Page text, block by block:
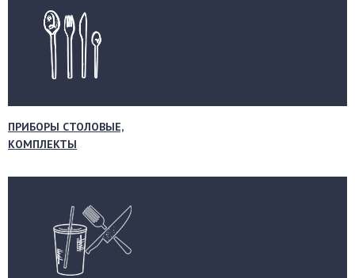
ПРИБОРЫ СТОЛОВЫЕ,
КОМПЛЕКТЫ